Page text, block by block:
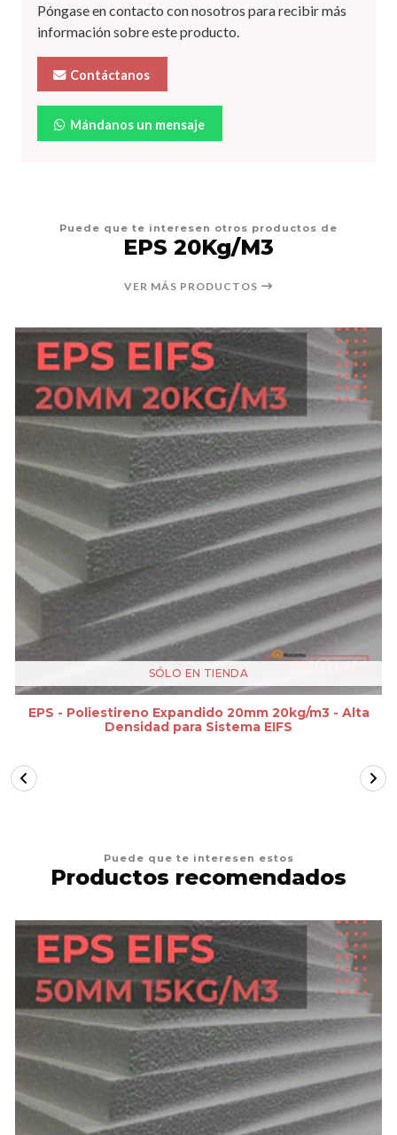
Póngase en contacto con nosotros para recibir más
información sobre este producto.
Contáctanos
Mándanos un mensaje
Puede que te interesen otros productos de
EPS 20Kg/M3
VER MÁS PRODUCTOS
SÓLO EN TIENDA
EPS - Poliestireno Expandido 20mm 20kg/m3 - Alta
Densidad para Sistema EIFS
Puede que te interesen estos
Productos recomendados